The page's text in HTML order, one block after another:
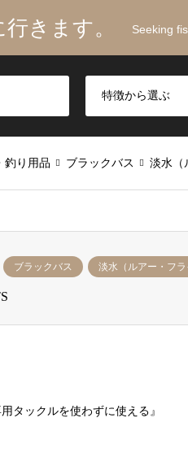
きます。 Seeking
釣り用品 ブラックバス 淡水（
ブラックバス 淡水（ルアー・フ
タックルを使わずに使える』